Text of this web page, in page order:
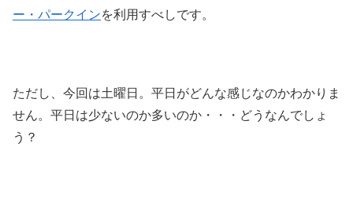
ー・パークインを利用すべしです。
ただし、今回は土曜日。平日がどんな感じなのかわかりま
せん。平日は少ないのか多いのか・・・どうなんでしょ
う？